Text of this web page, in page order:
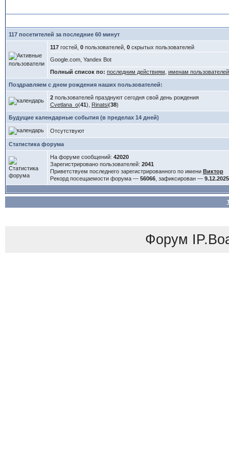
117 посетителей за последние 60 минут
117гостей, 0пользователей, 0скрытых пользователей
Google.com, Yandex Bot
Полный список по: последним действиям именам пользователей
Поздравляем с днем рождения наших пользователей:
2пользователей празднуют сегодня свой день рождения
Cvetlana_o(41), Rinatsi(38)
Будущие календарные события (в пределах 14 дней)
Отсутствуют
Статистика форума
На форуме сообщений: 42020
Зарегистрировано пользователей: 2041
Приветствуем последнего зарегистрированного по имени Виктор
Рекорд посещаемости форума — 56066, зафиксирован —
Форум